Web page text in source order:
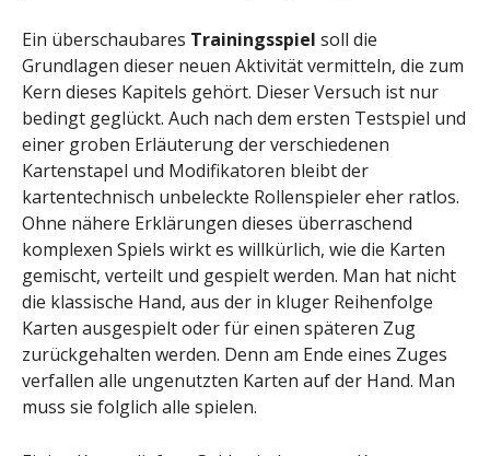
Ein überschaubares Trainingsspiel soll die
Grundlagen dieser neuen Aktivität vermitteln, die zum
Kern dieses Kapitels gehört. Dieser Versuch ist nur
bedingt geglückt. Auch nach dem ersten Testspiel und
einer groben Erläuterung der verschiedenen
Kartenstapel und Modifikatoren bleibt der
kartentechnisch unbeleckte Rollenspieler eher ratlos.
Ohne nähere Erklärungen dieses überraschend
komplexen Spiels wirkt es willkürlich, wie die Karten
gemischt, verteilt und gespielt werden. Man hat nicht
die klassische Hand, aus der in kluger Reihenfolge
Karten ausgespielt oder für einen späteren Zug
zurückgehalten werden. Denn am Ende eines Zuges
verfallen alle ungenutzten Karten auf der Hand. Man
muss sie folglich alle spielen.